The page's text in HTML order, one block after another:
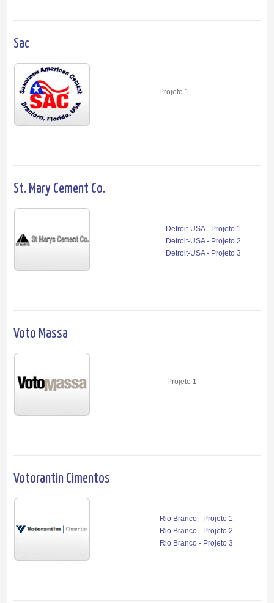
Sac
Projeto 1
St. Mary Cement Co.
Detroit-USA - Projeto 1
Detroit-USA - Projeto 2
Detroit-USA - Projeto 3
Voto Massa
Projeto 1
Votorantin Cimentos
Rio Branco - Projeto 1
Rio Branco - Projeto 2
Rio Branco - Projeto 3